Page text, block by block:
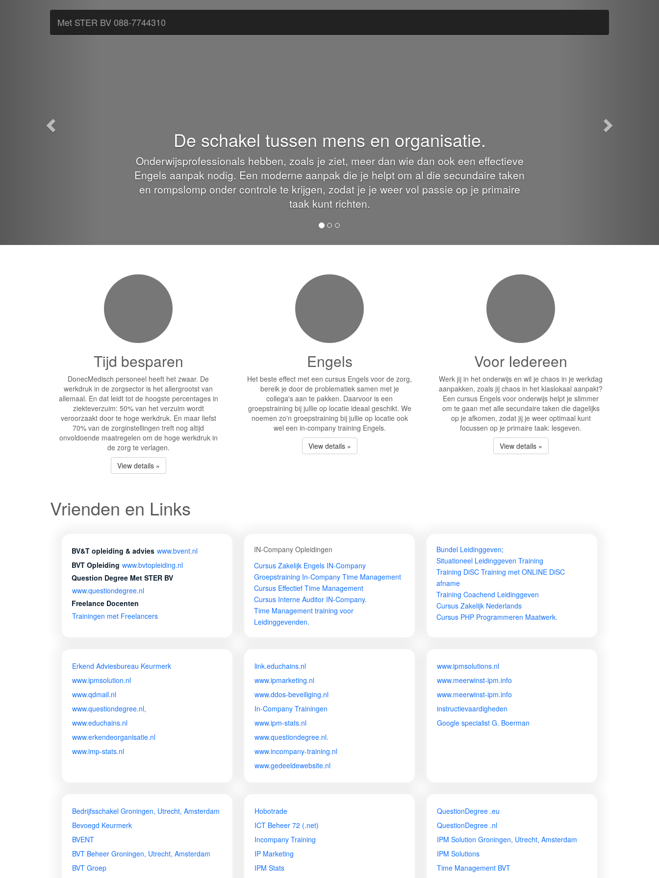
Met STER BV 088-7744310
De schakel tussen mens en organisatie.
Onderwijsprofessionals hebben, zoals je ziet, meer dan wie dan ook een effectieve
Engels aanpak nodig. Een moderne aanpak die je helpt om al die secundaire taken
en rompslomp onder controle te krijgen, zodat je je weer vol passie op je primaire
taak kunt richten.
Terug
Tijd besparen
DonecMedisch personeel heeft het zwaar. De
werkdruk in de zorgsector is het allergrootst van
allemaal. En dat leidt tot de hoogste percentages in
ziekteverzuim: 50% van het verzuim wordt
veroorzaakt door te hoge werkdruk. En maar liefst
70% van de zorginstellingen treft nog altijd
onvoldoende maatregelen om de hoge werkdruk in
de zorg te verlagen.
View details »
Engels
Het beste effect met een cursus Engels voor de zorg,
bereik je door de problematiek samen met je
collega's aan te pakken. Daarvoor is een
groepstraining bij jullie op locatie ideaal geschikt. We
noemen zo'n groepstraining bij jullie op locatie ook
wel een in-company training Engels.
View details »
Voor Iedereen
Werk jij in het onderwijs en wil je chaos in je werkdag
aanpakken, zoals jij chaos in het klaslokaal aanpakt?
Een cursus Engels voor onderwijs helpt je slimmer
om te gaan met alle secundaire taken die dagelijks
op je afkomen, zodat jij je weer optimaal kunt
focussen op je primaire taak: lesgeven.
View details »
Vrienden en Links
BV&T opleiding & advies www.bvent.nl
BVT Opleiding www.bvtopleiding.nl
Question Degree Met STER BV
www.questiondegree.nl
Freelance Docenten
Trainingen met Freelancers
IN-Company Opleidingen
Cursus Zakelijk Engels IN-Company
Groepstraining In-Company Time Management
Cursus Effectief Time Management
Cursus Interne Auditor IN-Company.
Time Management training voor
Leidinggevenden.
Bundel Leidinggeven;
Situationeel Leidinggeven Training
Training DiSC Training met ONLINE DiSC
afname
Training Coachend Leidinggeven
Cursus Zakelijk Nederlands
Cursus PHP Programmeren Maatwerk.
Erkend Adviesbureau Keurmerk
www.ipmsolution.nl
www.qdmail.nl
www.questiondegree.nl,
www.educhains.nl
www.erkendeorganisatie.nl
www.imp-stats.nl
link.educhains.nl
www.ipmarketing.nl
www.ddos-beveiliging.nl
In-Company Trainingen
www.ipm-stats.nl
www.questiondegree.nl.
www.incompany-training.nl
www.gedeeldewebsite.nl
www.ipmsolutions.nl
www.meerwinst-ipm.info
www.meerwinst-ipm.info
instructievaardigheden
Google specialist G. Boerman
Bedrijfsschakel Groningen, Utrecht, Amsterdam
Bevoegd Keurmerk
BVENT
BVT Beheer Groningen, Utrecht, Amsterdam
BVT Groep
Hobotrade
ICT Beheer 72 (.net)
Incompany Training
IP Marketing
IPM Stats
QuestionDegree .eu
QuestionDegree .nl
IPM Solution Groningen, Utrecht, Amsterdam
IPM Solutions
Time Management BVT